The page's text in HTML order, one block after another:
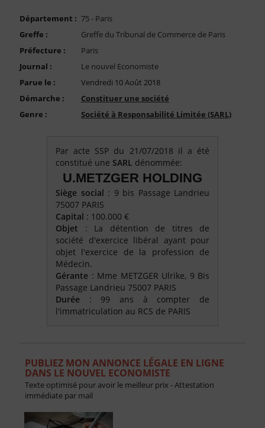
Compte PRO
Département : 75 - Paris
Greffe :
Greffe du Tribunal de Commerce de Paris
Préfecture :
Paris
Journal :
Le nouvel Economiste
Parue le :
Vendredi 10 Août 2018
Démarche :
Constituer une société
Genre :
Société à Responsabilité Limitée (SARL)
Par acte SSP du 21/07/2018 il a été
constitué une SARL dénommée:
U.METZGER HOLDING
Siège social : 9 bis Passage Landrieu
75007 PARIS
Capital : 100.000 €
Objet : La détention de titres de
société d'exercice libéral ayant pour
objet l'exercice de la profession de
Médecin.
Gérante : Mme METZGER Ulrike, 9 Bis
Passage Landrieu 75007 PARIS
Durée : 99 ans à compter de
l'immatriculation au RCS de PARIS
PUBLIEZ MON ANNONCE LÉGALE EN LIGNE
DANS LE NOUVEL ECONOMISTE
Texte optimisé pour avoir le meilleur prix - Attestation
immédiate par mail